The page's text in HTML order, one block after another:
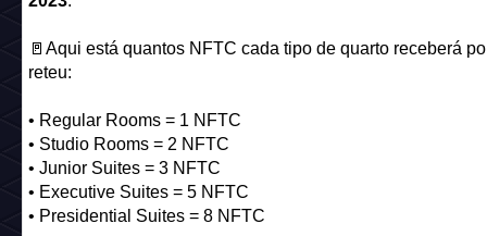
🚪Aqui está quantos NFTC cada tipo de quarto receberá
reteu:
• Regular Rooms = 1 NFTC
• Studio Rooms = 2 NFTC
• Junior Suites = 3 NFTC
• Executive Suites = 5 NFTC
• Presidential Suites = 8 NFTC